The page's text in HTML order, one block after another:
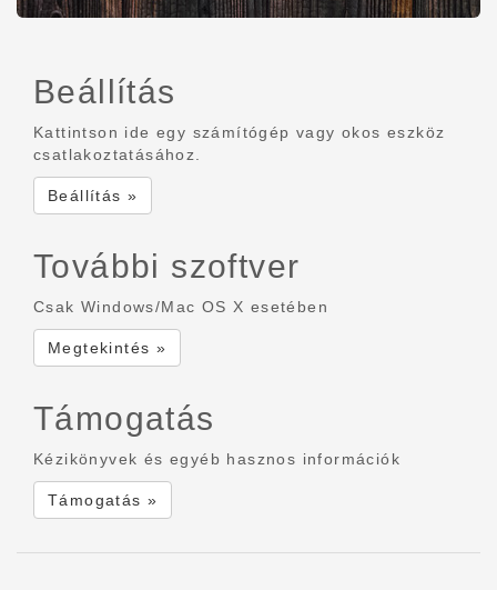
Beállítás
Kattintson ide egy számítógép vagy okos eszköz
csatlakoztatásához.
Beállítás »
További szoftver
Csak Windows/Mac OS X esetében
Megtekintés »
Támogatás
Kézikönyvek és egyéb hasznos információk
Támogatás »